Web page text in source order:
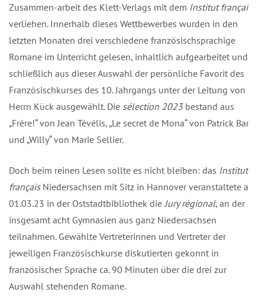
Zusammen-arbeit des Klett-Verlags mit dem Institut français
verliehen. Innerhalb dieses Wettbewerbes wurden in den
letzten Monaten drei verschiedene französischsprachige
Romane im Unterricht gelesen, inhaltlich aufgearbeitet und
schließlich aus dieser Auswahl der persönliche Favorit des
Französischkurses des 10. Jahrgangs unter der Leitung von
Herrn Kück ausgewählt. Die sélection 2023 bestand aus
„Frère!“ von Jean Tévélis, „Le secret de Mona“ von Patrick Bard
und „Willy“ von Marie Sellier.
Doch beim reinen Lesen sollte es nicht bleiben: das Institut
français Niedersachsen mit Sitz in Hannover veranstaltete am
01.03.23 in der Oststadtbibliothek die Jury régional, an der
insgesamt acht Gymnasien aus ganz Niedersachsen
teilnahmen. Gewählte Vertreterinnen und Vertreter der
jeweiligen Französischkurse diskutierten gekonnt in
französischer Sprache ca. 90 Minuten über die drei zur
Auswahl stehenden Romane.